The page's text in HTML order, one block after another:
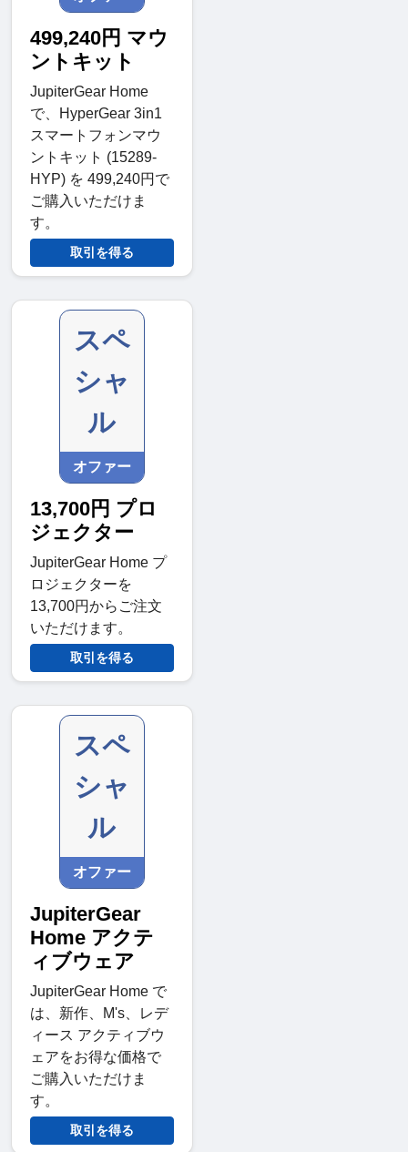
499,240円 マウ
ントキット
JupiterGear Home
で、HyperGear 3in1
スマートフォンマウ
ントキット (15289-
HYP) を 499,240円で
ご購入いただけま
す。
取引を得る
スペ
シャ
ル
オファー
13,700円 プロ
ジェクター
JupiterGear Home プ
ロジェクターを
13,700円からご注文
いただけます。
取引を得る
スペ
シャ
ル
オファー
JupiterGear
Home アクテ
ィブウェア
JupiterGear Home で
は、新作、M's、レデ
ィース アクティブウ
ェアをお得な価格で
ご購入いただけま
す。
取引を得る